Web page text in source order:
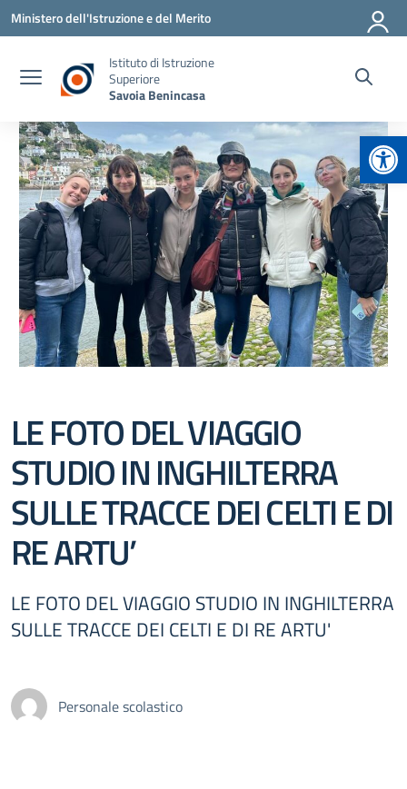
Vai ai contenuti
Vai al menu di navigazione
Vai al footer
Ministero dell'Istruzione e del Merito
Istituto di Istruzione
Superiore
Savoia Benincasa
LE FOTO DEL VIAGGIO
STUDIO IN INGHILTERRA
SULLE TRACCE DEI CELTI E DI
RE ARTU’
LE FOTO DEL VIAGGIO STUDIO IN INGHILTERRA
SULLE TRACCE DEI CELTI E DI RE ARTU'
Personale scolastico